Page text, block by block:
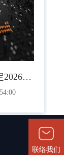
英镑/美元：或将决定2026年剩余时间走势的三角关系
联络我们